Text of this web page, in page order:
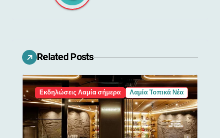
ά
ρ
θ
ρ
ω
Related Posts
Εκδηλώσεις Λαμία σήμερα Λαμία Τοπικά Νέα